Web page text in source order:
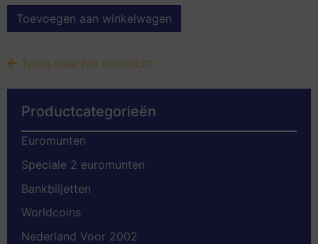
Toevoegen aan winkelwagen
Terug naar het overzicht
Productcategorieën
Euromunten
Speciale 2 euromunten
Bankbiljetten
Worldcoins
Nederland Voor 2002